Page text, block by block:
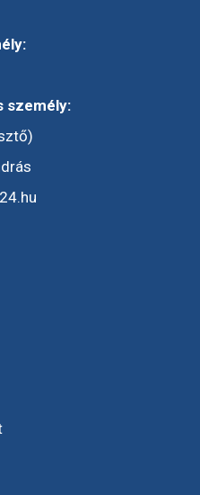
személy: